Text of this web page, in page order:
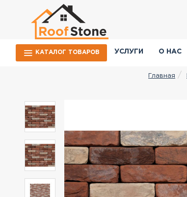
КАТАЛОГ ТОВАРОВ УСЛУГИ О НАС
Главная